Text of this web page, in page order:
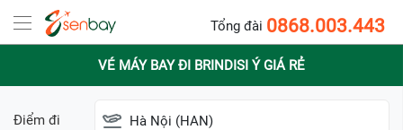
Tổng đài 0868.003.443
VÉ MÁY BAY ĐI BRINDISI Ý GIÁ RẺ
Điểm đi Hà Nội (HAN)